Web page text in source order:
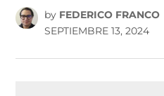
by FEDERICO FRANCO
SEPTIEMBRE 13, 2024